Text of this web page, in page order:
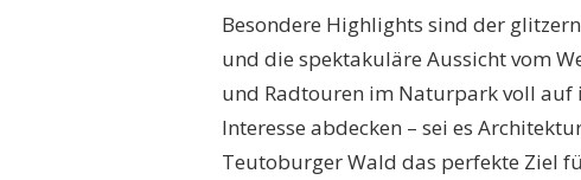
SEHENSWÜRDIGKEITEN
TEUTOBURGER
UNVERGESSLICHE
Besondere Highlights sind der
und die spektakuläre Aussicht vom
und Radtouren im Naturpark voll auf
Interesse abdecken – sei es
Teutoburger Wald das perfekte Ziel